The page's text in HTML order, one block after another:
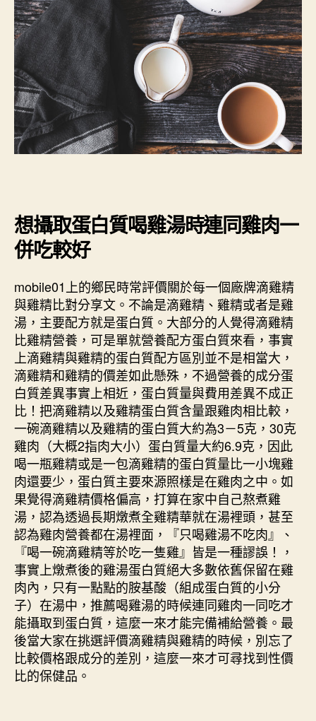
想攝取蛋白質喝雞湯時連同雞肉一
併吃較好
mobile01上的鄉民時常評價關於每一個廠牌滴雞精
與雞精比對分享文。不論是滴雞精、雞精或者是雞
湯，主要配方就是蛋白質。大部分的人覺得滴雞精
比雞精營養，可是單就營養配方蛋白質來看，事實
上滴雞精與雞精的蛋白質配方區別並不是相當大，
滴雞精和雞精的價差如此懸殊，不過營養的成分蛋
白質差異事實上相近，蛋白質量與費用差異不成正
比！把滴雞精以及雞精蛋白質含量跟雞肉相比較，
一碗滴雞精以及雞精的蛋白質大約為3－5克，30克
雞肉（大概2指肉大小）蛋白質量大約6.9克，因此
喝一瓶雞精或是一包滴雞精的蛋白質量比一小塊雞
肉還要少，蛋白質主要來源照樣是在雞肉之中。如
果覺得滴雞精價格偏高，打算在家中自己熬煮雞
湯，認為透過長期燉煮全雞精華就在湯裡頭，甚至
認為雞肉營養都在湯裡面，『只喝雞湯不吃肉』、
『喝一碗滴雞精等於吃一隻雞』皆是一種謬誤！，
事實上燉煮後的雞湯蛋白質絕大多數依舊保留在雞
肉內，只有一點點的胺基酸（組成蛋白質的小分
子）在湯中，推薦喝雞湯的時候連同雞肉一同吃才
能攝取到蛋白質，這麼一來才能完備補給營養。最
後當大家在挑選評價滴雞精與雞精的時候，別忘了
比較價格跟成分的差別，這麼一來才可尋找到性價
比的保健品。